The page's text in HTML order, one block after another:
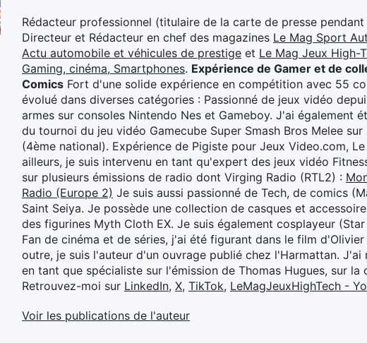
Rédacteur professionnel (titulaire de la carte de presse pendant
Directeur et Rédacteur en chef des magazines Le Mag Sport
Actu automobile et véhicules de prestige et Le Mag Jeux High-
Gaming, cinéma, Smartphones. Expérience de Gamer et de
Comics Fort d'une solide expérience en compétition avec 55
évolué dans diverses catégories : Passionné de jeux vidéo
armes sur consoles Nintendo Nes et Gameboy. J'ai également
du tournoi du jeu vidéo Gamecube Super Smash Bros Melee sur
(4ème national). Expérience de Pigiste pour Jeux Video.com,
ailleurs, je suis intervenu en tant qu'expert des jeux vidéo
sur plusieurs émissions de radio dont Virging Radio (RTL2) :
Radio (Europe 2) Je suis aussi passionné de Tech, de comics
Saint Seiya. Je possède une collection de casques et
des figurines Myth Cloth EX. Je suis également cosplayeur
Fan de cinéma et de séries, j'ai été figurant dans le film d'Olivier
outre, je suis l'auteur d'un ouvrage publié chez l'Harmattan. J'ai
en tant que spécialiste sur l'émission de Thomas Hugues, sur la
Retrouvez-moi sur LinkedIn, X, TikTok, LeMagJeuxHighTech -
Voir les publications de l'auteur